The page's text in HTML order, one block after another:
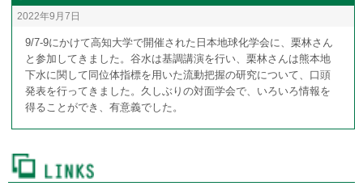
研究内容
陸水の水質解析のための同位体的研究
スタッフ
フォトアルバム
2022年9月7日
9/7-9にかけて高知大学で開催された日本地球化学会に、栗林さん
と参加してきました。谷水は基調講演を行い、栗林さんは熊本地
下水に関して同位体指標を用いた流動把握の研究について、口頭
発表を行ってきました。久しぶりの対面学会で、いろいろ情報を
得ることができ、有意義でした。